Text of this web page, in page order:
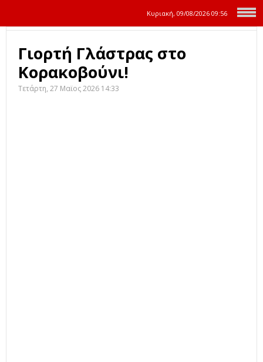
Κυριακή, 09/08/2026 09:56
Γιορτή Γλάστρας στο
Κορακοβούνι!
Τετάρτη, 27 Μαϊος 2026 14:33